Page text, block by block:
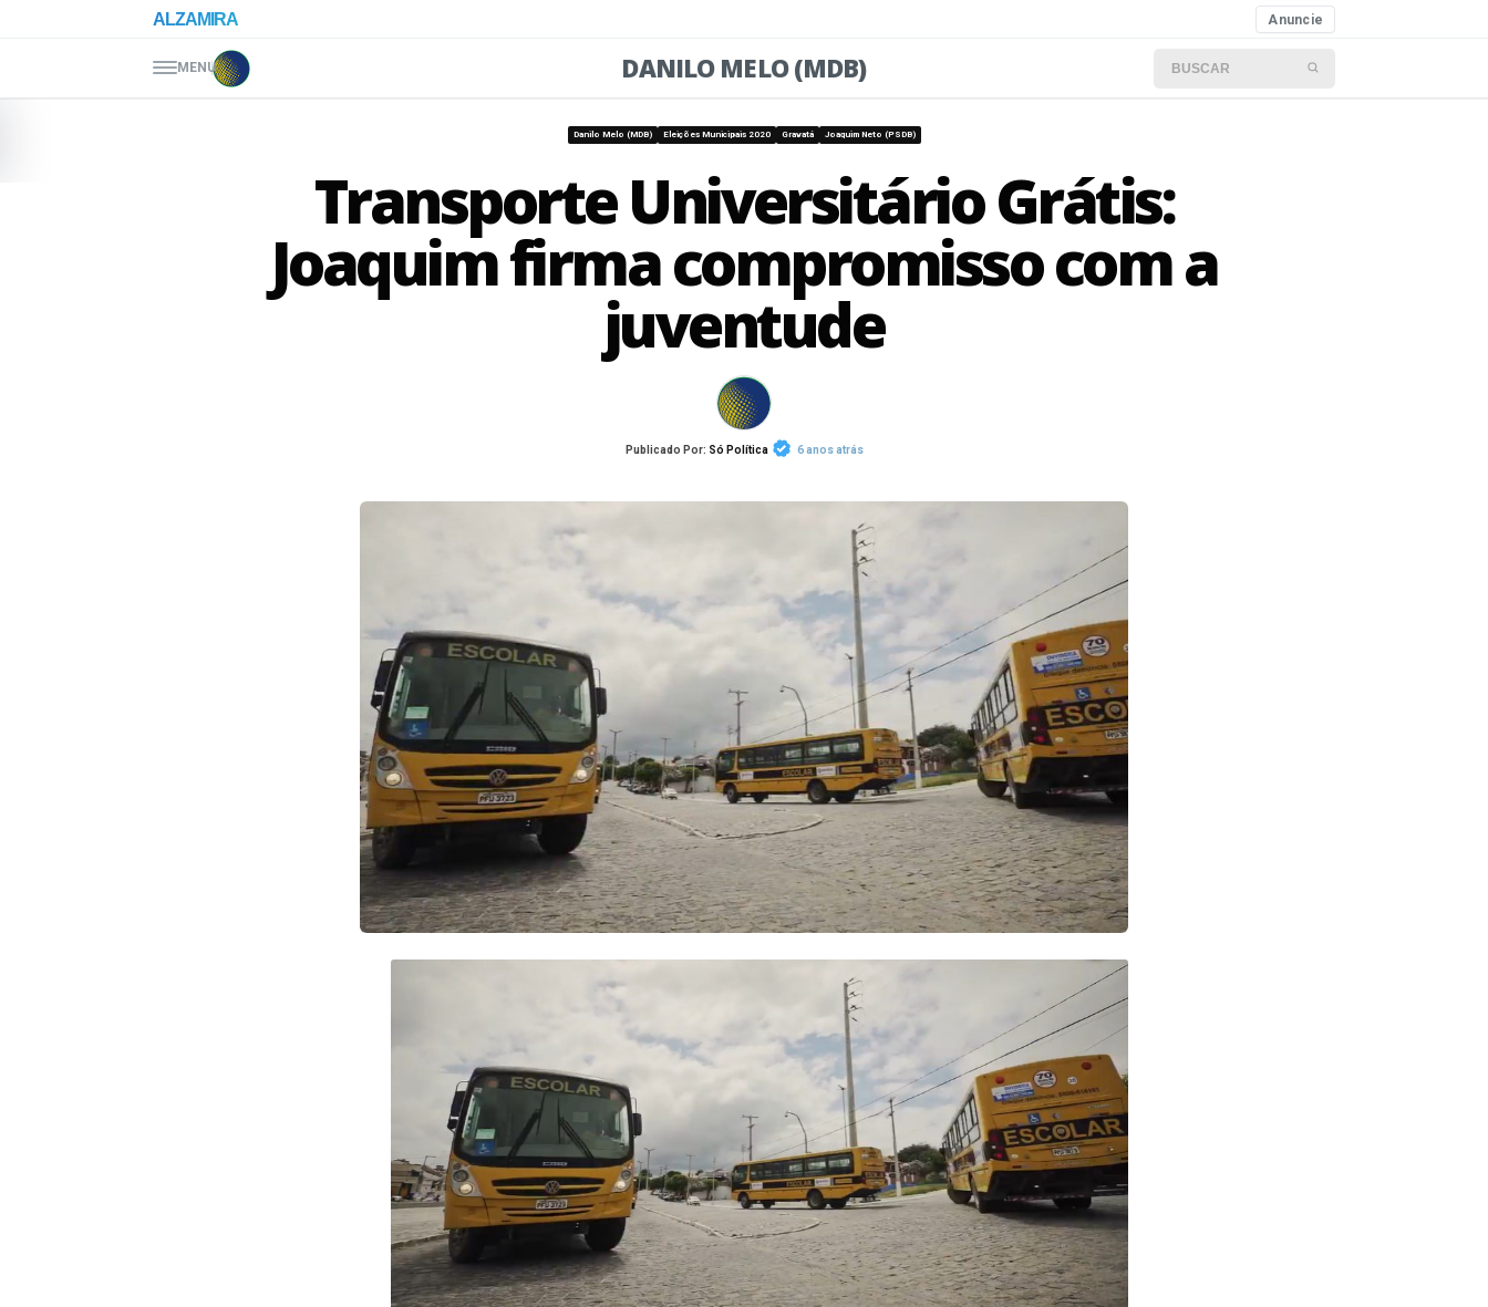
ALZAMIRA Anuncie
MENU DANILO MELO (MDB) Buscar por:
Danilo Melo (MDB) Eleições Municipais 2020 Gravatá Joaquim Neto (PSDB)
Transporte Universitário Grátis:
Joaquim firma compromisso com a
juventude
Publicado Por: Só Política 6 anos atrás